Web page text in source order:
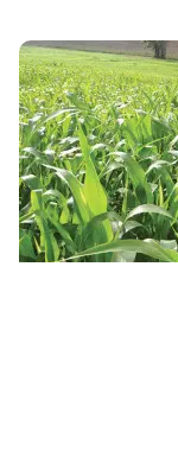
Comment
Le choix d’une
plusieurs facteurs
02 JANV. 2020